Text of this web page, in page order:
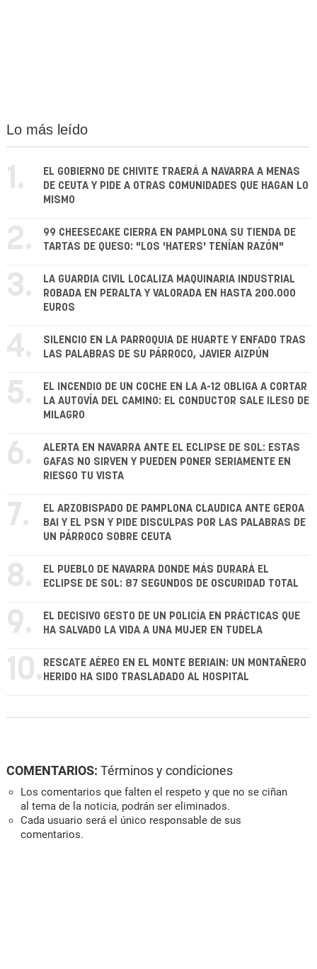
Lo más leído
1.
EL GOBIERNO DE CHIVITE TRAERÁ A NAVARRA A MENAS
DE CEUTA Y PIDE A OTRAS COMUNIDADES QUE HAGAN LO
MISMO
2.
99 CHEESECAKE CIERRA EN PAMPLONA SU TIENDA DE
TARTAS DE QUESO: "LOS 'HATERS' TENÍAN RAZÓN"
3.
LA GUARDIA CIVIL LOCALIZA MAQUINARIA INDUSTRIAL
ROBADA EN PERALTA Y VALORADA EN HASTA 200.000
EUROS
4.
SILENCIO EN LA PARROQUIA DE HUARTE Y ENFADO TRAS
LAS PALABRAS DE SU PÁRROCO, JAVIER AIZPÚN
5.
EL INCENDIO DE UN COCHE EN LA A-12 OBLIGA A CORTAR
LA AUTOVÍA DEL CAMINO: EL CONDUCTOR SALE ILESO DE
MILAGRO
6.
ALERTA EN NAVARRA ANTE EL ECLIPSE DE SOL: ESTAS
GAFAS NO SIRVEN Y PUEDEN PONER SERIAMENTE EN
RIESGO TU VISTA
7.
EL ARZOBISPADO DE PAMPLONA CLAUDICA ANTE GEROA
BAI Y EL PSN Y PIDE DISCULPAS POR LAS PALABRAS DE
UN PÁRROCO SOBRE CEUTA
8.
EL PUEBLO DE NAVARRA DONDE MÁS DURARÁ EL
ECLIPSE DE SOL: 87 SEGUNDOS DE OSCURIDAD TOTAL
9.
EL DECISIVO GESTO DE UN POLICÍA EN PRÁCTICAS QUE
HA SALVADO LA VIDA A UNA MUJER EN TUDELA
10. RESCATE AÉREO EN EL MONTE BERIAIN: UN MONTAÑERO
HERIDO HA SIDO TRASLADADO AL HOSPITAL
COMENTARIOS: Términos y condiciones
Los comentarios que falten el respeto y que no se ciñan
al tema de la noticia, podrán ser eliminados.
Cada usuario será el único responsable de sus
comentarios.